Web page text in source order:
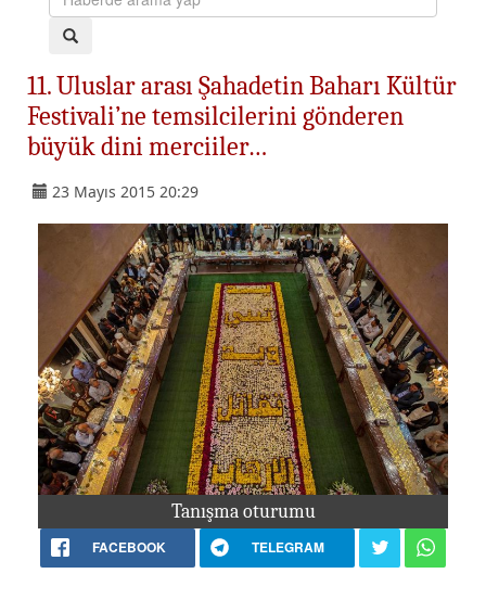
11. Uluslar arası Şahadetin Baharı Kültür
Festivali’ne temsilcilerini gönderen
büyük dini merciiler…
23 Mayıs 2015 20:29
Tanışma oturumu
FACEBOOK TELEGRAM